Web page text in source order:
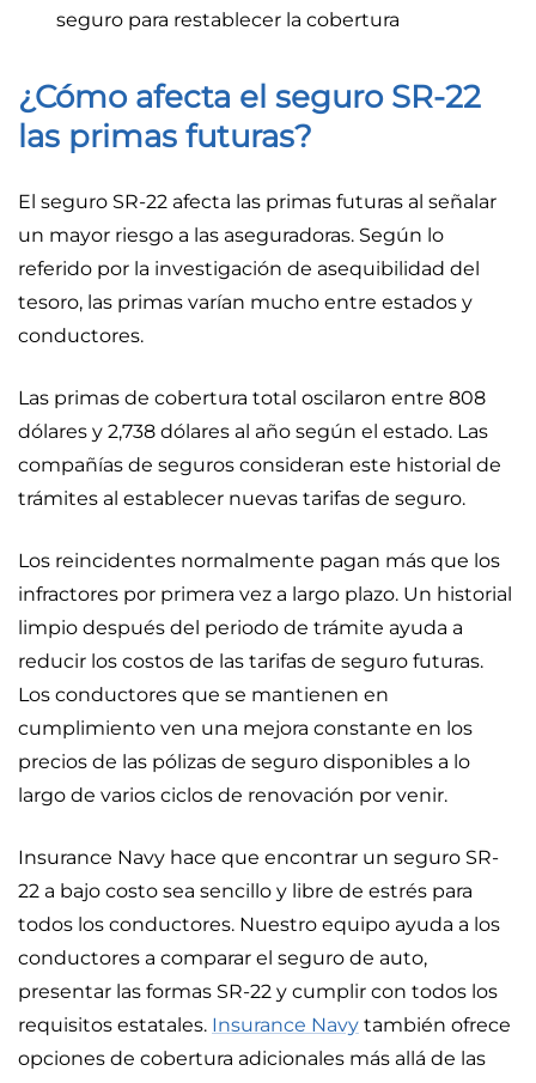
seguro para restablecer la cobertura
¿Cómo afecta el seguro SR-22
las primas futuras?
El seguro SR-22 afecta las primas futuras al señalar
un mayor riesgo a las aseguradoras. Según lo
referido por la investigación de asequibilidad del
tesoro, las primas varían mucho entre estados y
conductores.
Las primas de cobertura total oscilaron entre 808
dólares y 2,738 dólares al año según el estado. Las
compañías de seguros consideran este historial de
trámites al establecer nuevas tarifas de seguro.
Los reincidentes normalmente pagan más que los
infractores por primera vez a largo plazo. Un historial
limpio después del periodo de trámite ayuda a
reducir los costos de las tarifas de seguro futuras.
Los conductores que se mantienen en
cumplimiento ven una mejora constante en los
precios de las pólizas de seguro disponibles a lo
largo de varios ciclos de renovación por venir.
Insurance Navy hace que encontrar un seguro SR-
22 a bajo costo sea sencillo y libre de estrés para
todos los conductores. Nuestro equipo ayuda a los
conductores a comparar el seguro de auto,
presentar las formas SR-22 y cumplir con todos los
requisitos estatales. Insurance Navy también ofrece
opciones de cobertura adicionales más allá de las